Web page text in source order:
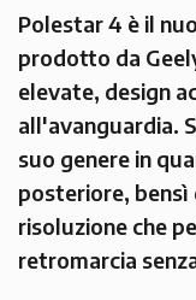
Polestar 4 è il
prodotto da
elevate, design
all'avanguardia.
suo genere in
posteriore, bensì
risoluzione che
retromarcia